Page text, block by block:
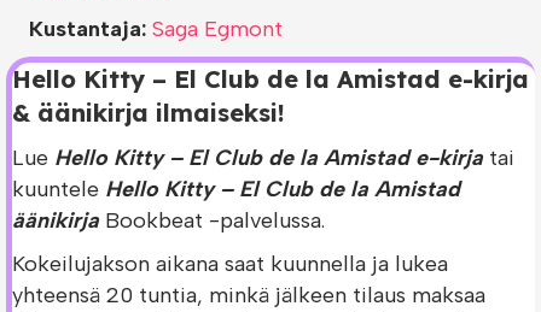
Hello Kitty – El Club de la Amistad e-kirja
& äänikirja ilmaiseksi!
Lue Hello Kitty – El Club de la Amistad e-kirja tai
kuuntele Hello Kitty – El Club de la Amistad
äänikirja Bookbeat -palvelussa.
Kokeilujakson aikana saat kuunnella ja lukea
yhteensä 20 tuntia, minkä jälkeen tilaus maksaa
Kustantaja: Saga Egmont